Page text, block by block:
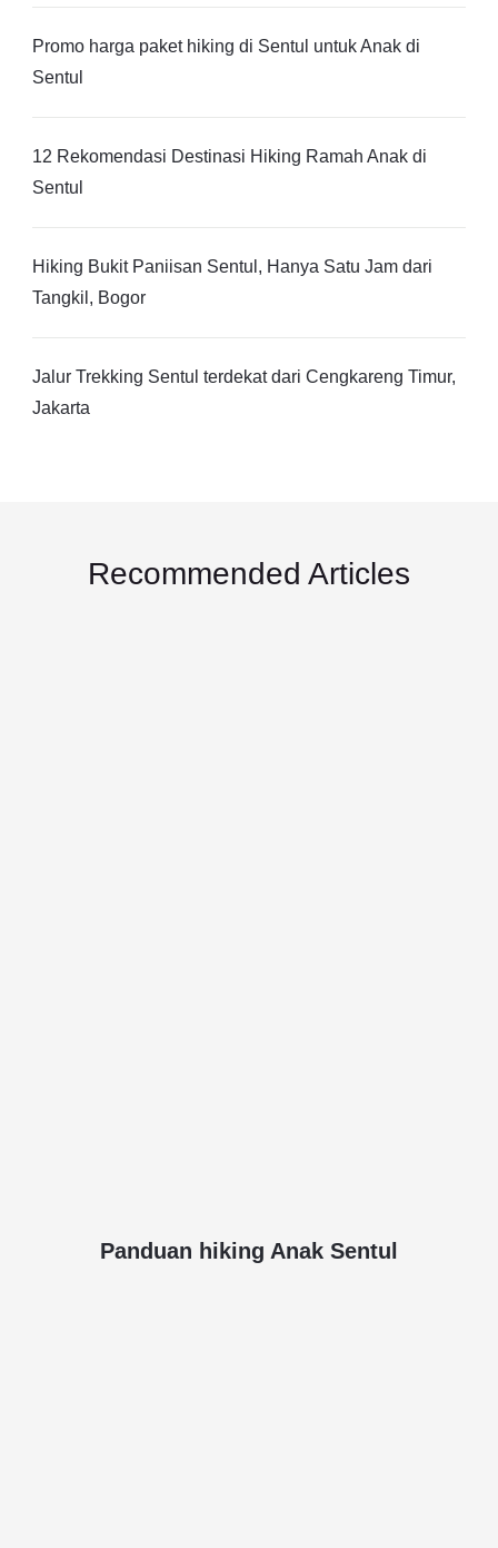
Promo harga paket hiking di Sentul untuk Anak di
Sentul
12 Rekomendasi Destinasi Hiking Ramah Anak di
Sentul
Hiking Bukit Paniisan Sentul, Hanya Satu Jam dari
Tangkil, Bogor
Jalur Trekking Sentul terdekat dari Cengkareng Timur,
Jakarta
Recommended Articles
Panduan hiking Anak Sentul